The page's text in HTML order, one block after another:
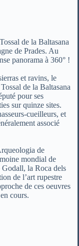
de la Baltasana
de Prades. Au
panorama à 360° !
et ravins, le
de la Baltasana
pour ses
sur quinze sites.
cueilleurs, et
associé
de
mondial de
Godall, la Roca dels
de l’art rupestre
de ces oeuvres
cours.